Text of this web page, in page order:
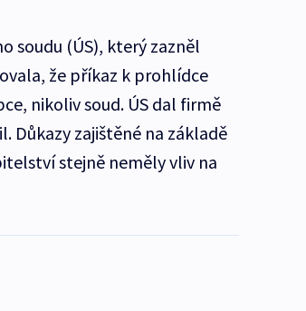
soudu (ÚS), který zazněl
že příkaz k prohlídce
nikoliv soud. ÚS dal firmě
Důkazy zajištěné na základě
stejně neměly vliv na